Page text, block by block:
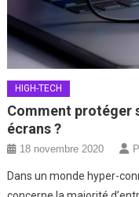
HIGH-TECH
Comment protéger
écrans ?
18 novembre 2020
Dans un monde hyper-